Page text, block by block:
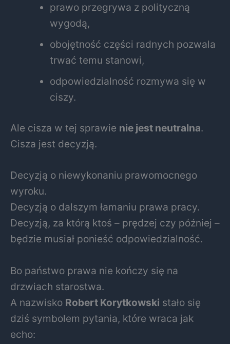
prawo przegrywa z polityczną
wygodą,
obojętność części radnych pozwala
trwać temu stanowi,
odpowiedzialność rozmywa się w
ciszy.
Ale cisza w tej sprawie nie jest neutralna.
Cisza jest decyzją.
Decyzją o niewykonaniu prawomocnego
wyroku.
Decyzją o dalszym łamaniu prawa pracy.
Decyzją, za którą ktoś – prędzej czy później –
będzie musiał ponieść odpowiedzialność.
Bo państwo prawa nie kończy się na
drzwiach starostwa.
A nazwisko Robert Korytkowski stało się
dziś symbolem pytania, które wraca jak
echo: